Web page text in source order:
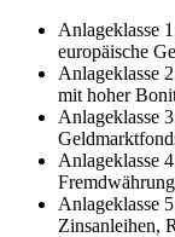
Anlageklasse
europäische
Anlageklasse
mit hoher
Anlageklasse
Anlageklasse
Anlageklasse
Zinsanleihen,